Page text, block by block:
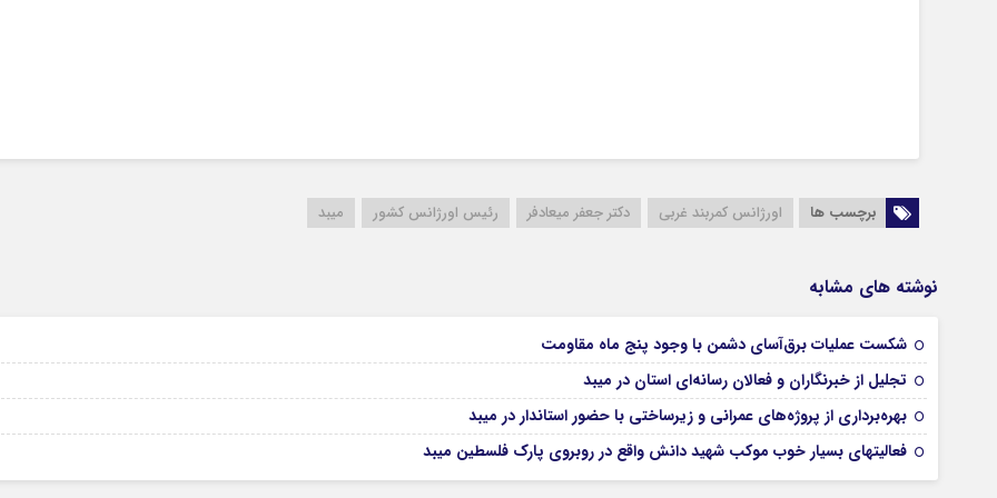
برچسب ها اورژانس کمربند غربی دکتر جعفر میعادفر رئیس اورژانس کشور میبد
نوشته های مشابه
شکست عملیات برق‌آسای دشمن با وجود پنج ماه مقاومت
تجلیل از خبرنگاران و فعالان رسانه‌ای استان در میبد
بهره‌برداری از پروژه‌های عمرانی و زیرساختی با حضور استاندار در میبد
فعالیتهای بسیار خوب موکب شهید دانش واقع در روبروی پارک فلسطین میبد